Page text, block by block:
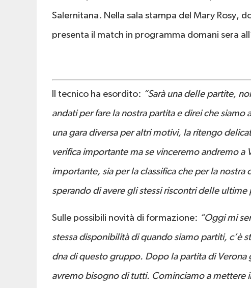
Salernitana. Nella sala stampa del Mary Rosy,
presenta il match in programma domani sera
Il tecnico ha esordito: “Sarà una delle partite,
andati per fare la nostra partita e direi che
una gara diversa per altri motivi, la ritengo
verifica importante ma se vinceremo andremo a
importante, sia per la classifica che per la nostra
sperando di avere gli stessi riscontri delle ultime
Sulle possibili novità di formazione: “Oggi mi
stessa disponibilità di quando siamo partiti, c’è
dna di questo gruppo. Dopo la partita di
avremo bisogno di tutti. Cominciamo a mettere